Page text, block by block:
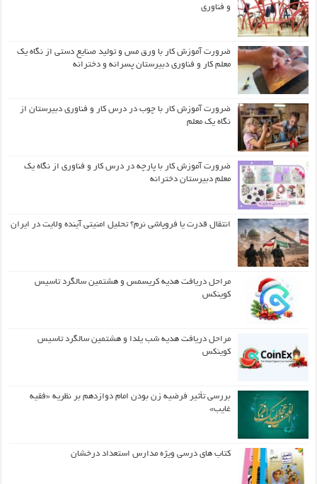
و فناوری
ضرورت آموزش کار با ورق مس و تولید صنایع دستی از نگاه یک
معلم کار و فناوری دبیرستان پسرانه و دخترانه
ضرورت آموزش کار با چوب در درس کار و فناوری دبیرستان از
نگاه یک معلم
ضرورت آموزش کار با پارچه در درس کار و فناوری از نگاه یک
معلم دبیرستان دخترانه
انتقال قدرت یا فروپاشی نرم؟ تحلیل امنیتی آینده ولایت در ایران
مراحل دریافت هدیه کریسمس و هشتمین سالگرد تاسیس
کوینکس
مراحل دریافت هدیه شب یلدا و هشتمین سالگرد تاسیس
کوینکس
بررسی تأثیر فرضیه زن بودن امام دوازدهم بر نظریه «فقیه
غایب»
کتاب های درسی ویژه مدارس استعداد درخشان